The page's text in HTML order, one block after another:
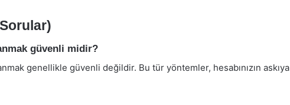
güvenli midir?
genellikle güvenli değildir. Bu tür yöntemler, hesabınızın askıya